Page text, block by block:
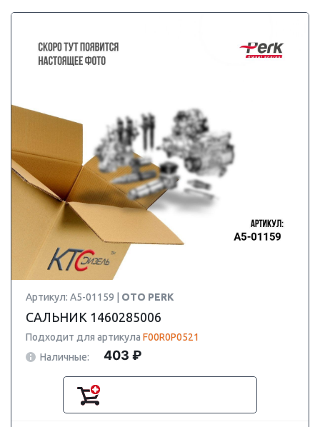
Артикул: A5-01159 | OTO PERK
САЛЬНИК 1460285006
Подходит для артикула F00R0P0521
Наличные:
403 ₽